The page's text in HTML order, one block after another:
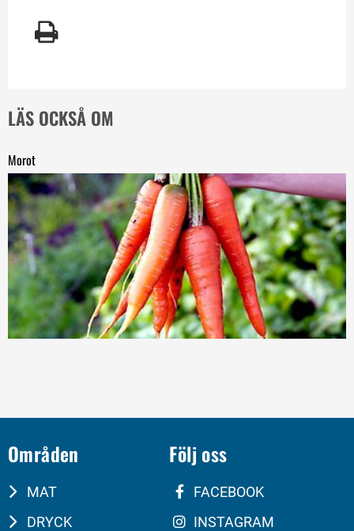
LÄS OCKSÅ OM
Morot
Områden
MAT
DRYCK
Följ oss
FACEBOOK
INSTAGRAM